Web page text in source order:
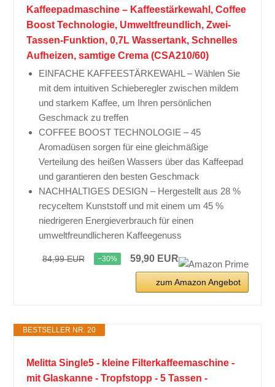
Kaffeepadmaschine – Kaffeestärkewahl, Coffee
Boost Technologie, Umweltfreundlich, Zwei-
Tassen-Funktion, 0,7L Wassertank, Schnelles
Aufheizen, samtige Crema (CSA210/60)
EINFACHE KAFFEESTÄRKEWAHL – Wählen Sie
mit dem intuitiven Schieberegler zwischen mildem
und starkem Kaffee, um Ihren persönlichen
Geschmack zu treffen
COFFEE BOOST TECHNOLOGIE – 45
Aromadüsen sorgen für eine gleichmäßige
Verteilung des heißen Wassers über das Kaffeepad
und garantieren den besten Geschmack
NACHHALTIGES DESIGN – Hergestellt aus 28 %
recyceltem Kunststoff und mit einem um 45 %
niedrigeren Energieverbrauch für einen
umweltfreundlicheren Kaffeegenuss
84,99 EUR −30% 59,90 EUR
zum Amazon Angebot
BESTSELLER NR. 20
Melitta Single5 - kleine Filterkaffeemaschine -
mit Glaskanne - Tropfstopp - 5 Tassen -